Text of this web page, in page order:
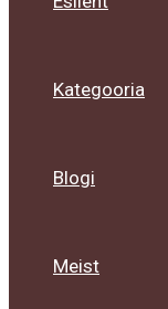
Kategooria
Blogi
Meist